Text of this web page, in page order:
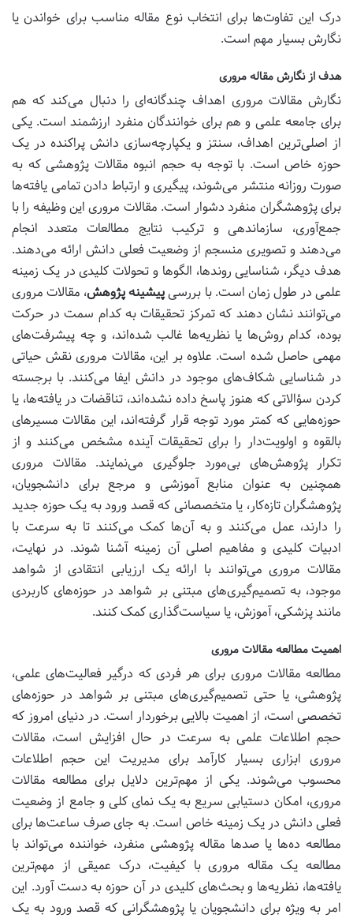
درک این تفاوت‌ها برای انتخاب نوع مقاله مناسب برای خواندن یا
نگارش بسیار مهم است.
هدف از نگارش مقاله مروری
نگارش مقالات مروری اهداف چندگانه‌ای را دنبال می‌کند که هم
برای جامعه علمی و هم برای خوانندگان منفرد ارزشمند است. یکی
از اصلی‌ترین اهداف، سنتز و یکپارچه‌سازی دانش پراکنده در یک
حوزه خاص است. با توجه به حجم انبوه مقالات پژوهشی که به
صورت روزانه منتشر می‌شوند، پیگیری و ارتباط دادن تمامی یافته‌ها
برای پژوهشگران منفرد دشوار است. مقالات مروری این وظیفه را با
جمع‌آوری، سازماندهی و ترکیب نتایج مطالعات متعدد انجام
می‌دهند و تصویری منسجم از وضعیت فعلی دانش ارائه می‌دهند.
هدف دیگر، شناسایی روندها، الگوها و تحولات کلیدی در یک زمینه
علمی در طول زمان است. با بررسیپیشینه پژوهش، مقالات مروری
می‌توانند نشان دهند که تمرکز تحقیقات به کدام سمت در حرکت
بوده، کدام روش‌ها یا نظریه‌ها غالب شده‌اند، و چه پیشرفت‌های
مهمی حاصل شده است. علاوه بر این، مقالات مروری نقش حیاتی
در شناسایی شکاف‌های موجود در دانش ایفا می‌کنند. با برجسته
کردن سؤالاتی که هنوز پاسخ داده نشده‌اند، تناقضات در یافته‌ها، یا
حوزه‌هایی که کمتر مورد توجه قرار گرفته‌اند، این مقالات مسیرهای
بالقوه و اولویت‌دار را برای تحقیقات آینده مشخص می‌کنند و از
تکرار پژوهش‌های بی‌مورد جلوگیری می‌نمایند. مقالات مروری
همچنین به عنوان منابع آموزشی و مرجع برای دانشجویان،
پژوهشگران تازه‌کار، یا متخصصانی که قصد ورود به یک حوزه جدید
را دارند، عمل می‌کنند و به آن‌ها کمک می‌کنند تا به سرعت با
ادبیات کلیدی و مفاهیم اصلی آن زمینه آشنا شوند. در نهایت،
مقالات مروری می‌توانند با ارائه یک ارزیابی انتقادی از شواهد
موجود، به تصمیم‌گیری‌های مبتنی بر شواهد در حوزه‌های کاربردی
مانند پزشکی، آموزش، یا سیاست‌گذاری کمک کنند.
اهمیت مطالعه مقالات مروری
مطالعه مقالات مروری برای هر فردی که درگیر فعالیت‌های علمی،
پژوهشی، یا حتی تصمیم‌گیری‌های مبتنی بر شواهد در حوزه‌های
تخصصی است، از اهمیت بالایی برخوردار است. در دنیای امروز که
حجم اطلاعات علمی به سرعت در حال افزایش است، مقالات
مروری ابزاری بسیار کارآمد برای مدیریت این حجم اطلاعات
محسوب می‌شوند. یکی از مهم‌ترین دلایل برای مطالعه مقالات
مروری، امکان دستیابی سریع به یک نمای کلی و جامع از وضعیت
فعلی دانش در یک زمینه خاص است. به جای صرف ساعت‌ها برای
مطالعه ده‌ها یا صدها مقاله پژوهشی منفرد، خواننده می‌تواند با
مطالعه یک مقاله مروری با کیفیت، درک عمیقی از مهم‌ترین
یافته‌ها، نظریه‌ها و بحث‌های کلیدی در آن حوزه به دست آورد. این
امر به ویژه برای دانشجویان یا پژوهشگرانی که قصد ورود به یک